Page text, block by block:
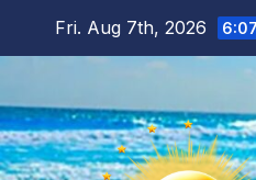
Fri. Aug 7th, 2026